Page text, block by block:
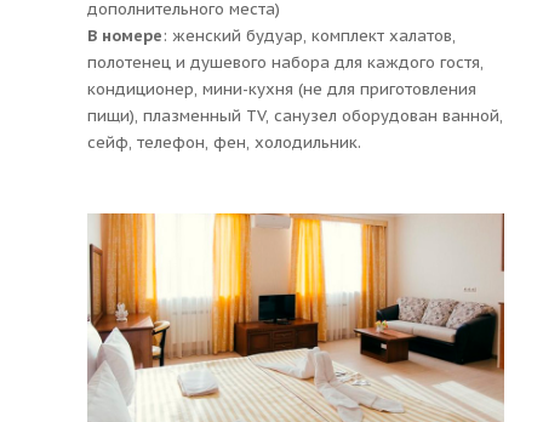
дополнительного места)
В номере: женский будуар, комплект халатов,
полотенец и душевого набора для каждого гостя,
кондиционер, мини-кухня (не для приготовления
пищи), плазменный TV, санузел оборудован ванной,
сейф, телефон, фен, холодильник.